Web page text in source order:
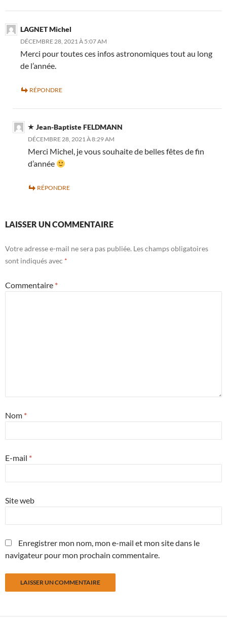
LAGNET Michel
DÉCEMBRE 28, 2021 À 5:07 AM
Merci pour toutes ces infos astronomiques tout au long
de l’année.
RÉPONDRE
Jean-Baptiste FELDMANN
DÉCEMBRE 28, 2021 À 8:29 AM
Merci Michel, je vous souhaite de belles fêtes de fin
d’année
RÉPONDRE
LAISSER UN COMMENTAIRE
Votre adresse e-mail ne sera pas publiée. Les champs obligatoires
sont indiqués avec *
Commentaire *
Nom *
E-mail *
Site web
Enregistrer mon nom, mon e-mail et mon site dans le
navigateur pour mon prochain commentaire.